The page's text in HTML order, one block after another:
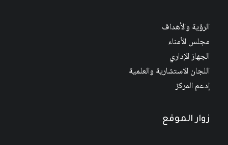
الرؤية والأهداف
مجلس الأمناء
الجهاز الإداري
اللجان الاستشارية والعلمية
إدعم المركز
زوار الموقع